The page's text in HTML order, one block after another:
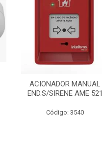
ACIONADOR MANUAL
END.S/SIRENE AME 521
Código: 3540